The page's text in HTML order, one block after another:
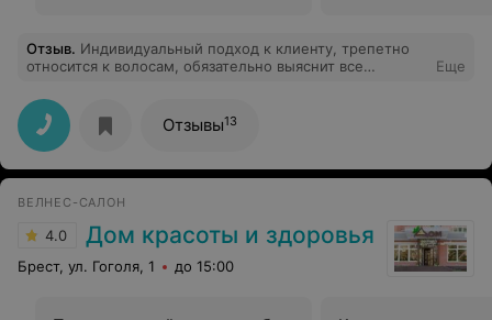
Отзыв. Индивидуальный подход к клиенту, трепетно
относится к волосам, обязательно выяснит все
Еще
Отзывы13
ВЕЛНЕС-САЛОН
4.0 Дом красоты и здоровья
Брест, ул. Гоголя, 1 до 15:00